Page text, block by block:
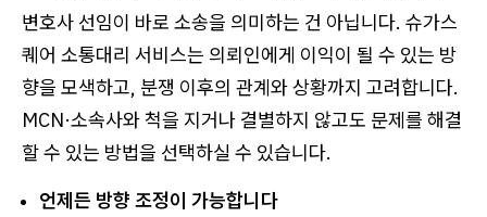
변호사 선임이 바로 소송을 의미하는 건 아닙니다. 슈가스
퀘어 소통대리 서비스는 의뢰인에게 이익이 될 수 있는 방
향을 모색하고, 분쟁 이후의 관계와 상황까지 고려합니다.
MCN·소속사와 척을 지거나 결별하지 않고도 문제를 해결
할 수 있는 방법을 선택하실 수 있습니다.
언제든 방향 조정이 가능합니다